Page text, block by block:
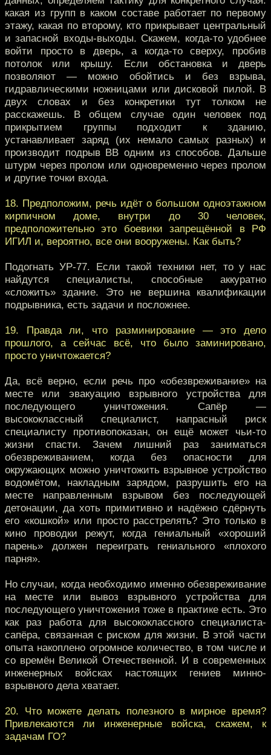
какая из групп в каком составе работает по первому
этажу, какая по второму, кто прикрывает центральный
и запасной входы-выходы. Скажем, когда-то удобнее
войти просто в дверь, а когда-то сверху, пробив
потолок или крышу. Если обстановка и дверь
позволяют — можно обойтись и без взрыва,
гидравлическими ножницами или дисковой пилой. В
двух словах и без конкретики тут толком не
расскажешь. В общем случае один человек под
прикрытием группы подходит к зданию,
устанавливает заряд (их немало самых разных) и
производит подрыв ВВ одним из способов. Дальше
штурм через пролом или одновременно через пролом
и другие точки входа.
18. Предположим, речь идёт о большом одноэтажном
кирпичном доме, внутри до 30 человек,
предположительно это боевики запрещённой в РФ
ИГИЛ и, вероятно, все они вооружены. Как быть?
Подогнать УР-77. Если такой техники нет, то у нас
найдутся специалисты, способные аккуратно
«сложить» здание. Это не вершина квалификации
подрывника, есть задачи и посложнее.
19. Правда ли, что разминирование — это дело
прошлого, а сейчас всё, что было заминировано,
просто уничтожается?
Да, всё верно, если речь про «обезвреживание» на
месте или эвакуацию взрывного устройства для
последующего уничтожения. Сапёр —
высококлассный специалист, напрасный риск
специалисту противопоказан, он ещё может чьи-то
жизни спасти. Зачем лишний раз заниматься
обезвреживанием, когда без опасности для
окружающих можно уничтожить взрывное устройство
водомётом, накладным зарядом, разрушить его на
месте направленным взрывом без последующей
детонации, да хоть примитивно и надёжно сдёрнуть
его «кошкой» или просто расстрелять? Это только в
кино проводки режут, когда гениальный «хороший
парень» должен переиграть гениального «плохого
парня».
Но случаи, когда необходимо именно обезвреживание
на месте или вывоз взрывного устройства для
последующего уничтожения тоже в практике есть. Это
как раз работа для высококлассного специалиста-
сапёра, связанная с риском для жизни. В этой части
опыта накоплено огромное количество, в том числе и
со времён Великой Отечественной. И в современных
инженерных войсках настоящих гениев минно-
взрывного дела хватает.
20. Что можете делать полезного в мирное время?
Привлекаются ли инженерные войска, скажем, к
задачам ГО?